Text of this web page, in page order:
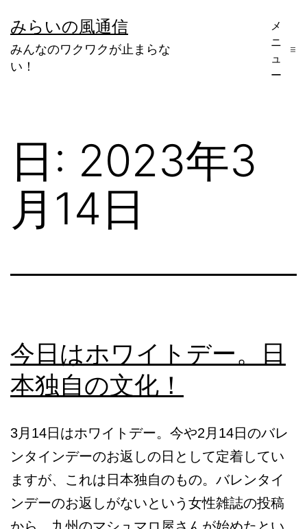
ン
テ
みらいの風通信
みんなのワクワクが止まらな
い！
メ
ニ
ュ
ー
日: 2023年3
月14日
今日はホワイトデー。日
本独自の文化！
3月14日はホワイトデー。今や2月14日のバレ
ンタインデーのお返しの日として定着してい
ますが、これは日本独自のもの。バレンタイ
ンデーのお返しがないという女性雑誌の投稿
から、九州のマシュマロ屋さんが始めたとい